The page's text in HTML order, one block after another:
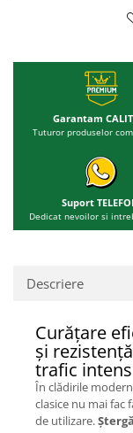
Garantam
Tuturor produselor
Suport
Dedicat nevoilor si
Descriere
Curățare
și
trafic
În clădirile
clasice nu mai
de utilizare.